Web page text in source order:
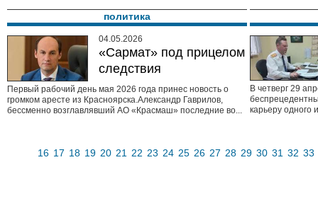
политика
04.05.2026
«Сармат» под прицелом
следствия
Первый рабочий день мая 2026 года принес новость о
громком аресте из Красноярска.Александр Гаврилов,
бессменно возглавлявший АО «Красмаш» последние во...
В четверг 29
карьеру одного
16 17 18 19 20 21 22 23 24 25 26 27 28 29 30 31 32 33